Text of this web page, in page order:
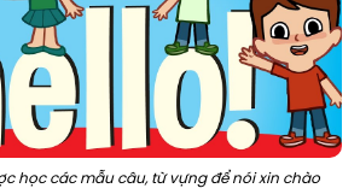
học các mẫu câu, từ vựng để nói xin chào